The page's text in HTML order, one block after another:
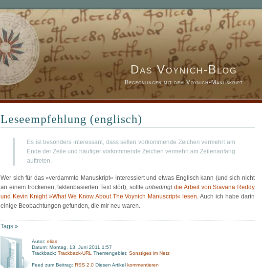
Das Voynich-Blog
Begegnungen mit dem Voynich-Manuskript
Leseempfehlung (englisch)
Es ist besonders interessant, dass selten vorkommende Zeichen vermehrt am
Ende der Zeile und häufiger vorkommende Zeichen vermehrt am Zeilenanfang
auftreten.
Wer sich für das »verdammte Manuskript« interessiert und etwas Englisch kann (und sich nicht
an einem trockenen, faktenbasierten Text stört), sollteunbedingt die Arbeit von Sravana Reddy
und Kevin Knight »What We Know About The Voynich Manuscript« lesen. Auch ich habe darin
einige Beobachtungen gefunden, die mir neu waren.
Tags »
Autor: elias
Datum: Montag, 13. Juni 2011 1:57
Trackback: Trackback-URL Themengebiet: Sonstiges im Netz
Feed zum Beitrag: RSS 2.0 Diesen Artikel kommentieren